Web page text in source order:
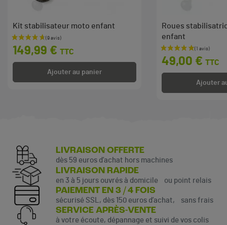
Kit stabilisateur moto enfant
Prix
149,99 € TTC
Ajouter au panier
Roues
enfant
Prix
49,00 € TTC
Ajouter
LIVRAISON OFFERTE
dès 59 euros d’achat hors machines
LIVRAISON RAPIDE
en 3 à 5 jours ouvrés à domicile ou point relais
PAIEMENT EN 3 / 4 FOIS
sécurisé SSL, dès 150 euros d’achat, sans frais
SERVICE APRÈS-VENTE
à votre écoute, dépannage et suivi de vos colis